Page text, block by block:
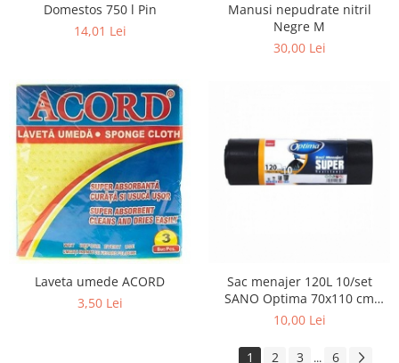
Domestos 750 l Pin
14,01 Lei
Manusi nepudrate nitril
Negre M
30,00 Lei
Laveta umede ACORD
3,50 Lei
Sac menajer 120L 10/set
SANO Optima 70x110 cm
negru SANO
10,00 Lei
1 2 3 ... 6